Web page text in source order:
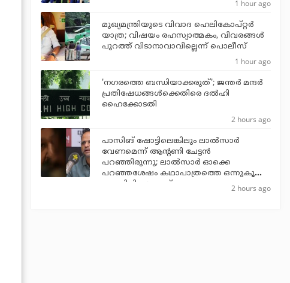
1 hour ago
മുഖ്യമന്ത്രിയുടെ വിവാദ ഹെലികോപ്റ്റര്‍
യാത്ര; വിഷയം രഹസ്യാത്മകം, വിവരങ്ങള്‍
പുറത്ത് വിടാനാവാവില്ലെന്ന് പൊലീസ്
1 hour ago
'നഗരത്തെ ബന്ധിയാക്കരുത്'; ജന്തര്‍ മന്ദര്‍
പ്രതിഷേധങ്ങള്‍ക്കെതിരെ ദല്‍ഹി
ഹൈക്കോടതി
2 hours ago
പാസിങ് ഷോട്ടിലെങ്കിലും ലാല്‍സാര്‍
വേണമെന്ന് ആന്റണി ചേട്ടന്‍
പറഞ്ഞിരുന്നു; ലാല്‍സാര്‍ ഓക്കെ
പറഞ്ഞശേഷം കഥാപാത്രത്തെ ഒന്നുകൂടി
പൊലിപ്പിച്ചു: ജൂഡ്
2 hours ago